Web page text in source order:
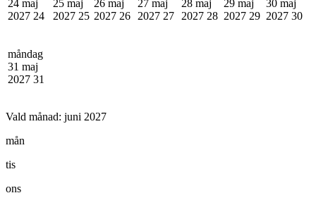
24 maj
2027 24
25 maj
2027 25
26 maj
2027 26
27 maj
2027 27
28 maj
2027 28
29 maj
2027 29
30 maj
2027 30
måndag
31 maj
2027 31
Vald månad: juni 2027
mån
tis
ons